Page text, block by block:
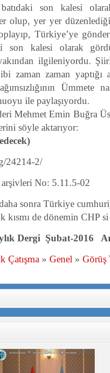
son kalesi
olup, yer yer
Türkiye’ye
son kalesi olarak
ilgileniyordu.
zaman zaman yaptığı
Ümmete
ile paylaşıyordu.
Mehmet Emin Buğra
söyle aktarıyor:
24214-2/
No: 5.11.5-02
sonra Türkiye
de dönemin CHP si
Dergi Şubat-2016
Çatışma » Genel » Görüş